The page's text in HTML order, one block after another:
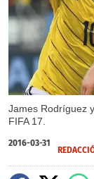
James Rodríguez
FIFA 17.
2016-03-31